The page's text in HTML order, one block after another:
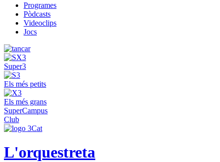
Programes
Pòdcasts
Videoclips
Jocs
Super3
Els més petits
Els més grans
SuperCampus
Club
L'orquestreta